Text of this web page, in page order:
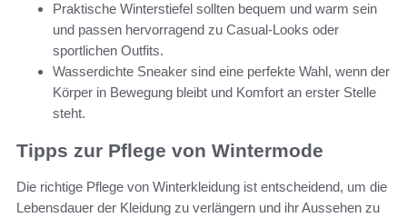
Praktische Winterstiefel sollten bequem und warm sein
und passen hervorragend zu Casual-Looks oder
sportlichen Outfits.
Wasserdichte Sneaker sind eine perfekte Wahl, wenn der
Körper in Bewegung bleibt und Komfort an erster Stelle
steht.
Tipps zur Pflege von Wintermode
Die richtige Pflege von Winterkleidung ist entscheidend, um die
Lebensdauer der Kleidung zu verlängern und ihr Aussehen zu